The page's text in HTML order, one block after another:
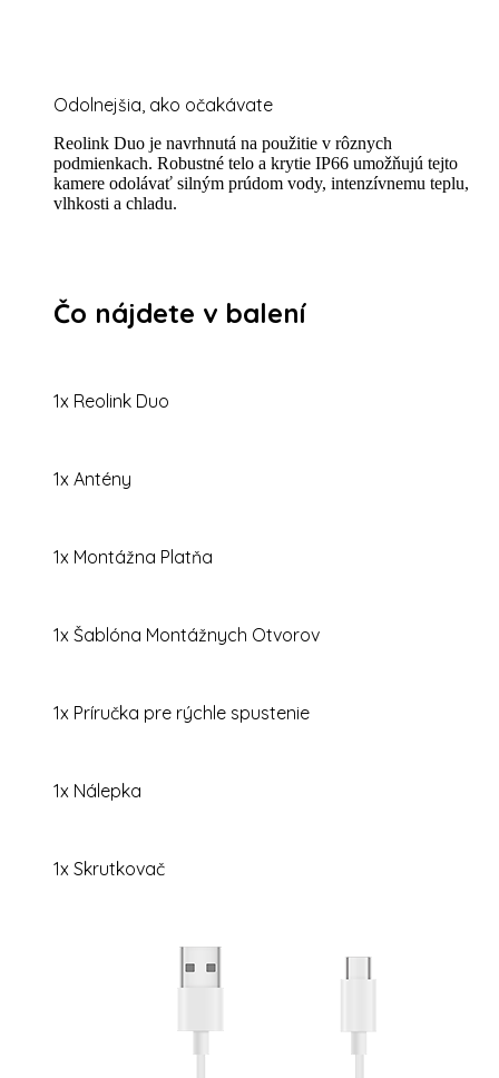
Odolnejšia, ako očakávate
Reolink Duo je navrhnutá na použitie v rôznych
podmienkach. Robustné telo a krytie IP66 umožňujú tejto
kamere odolávať silným prúdom vody, intenzívnemu teplu,
vlhkosti a chladu.
Čo nájdete v balení
1x Reolink Duo
1x Antény
1x Montážna Platňa
1x Šablóna Montážnych Otvorov
1x Príručka pre rýchle spustenie
1x Nálepka
1x Skrutkovač